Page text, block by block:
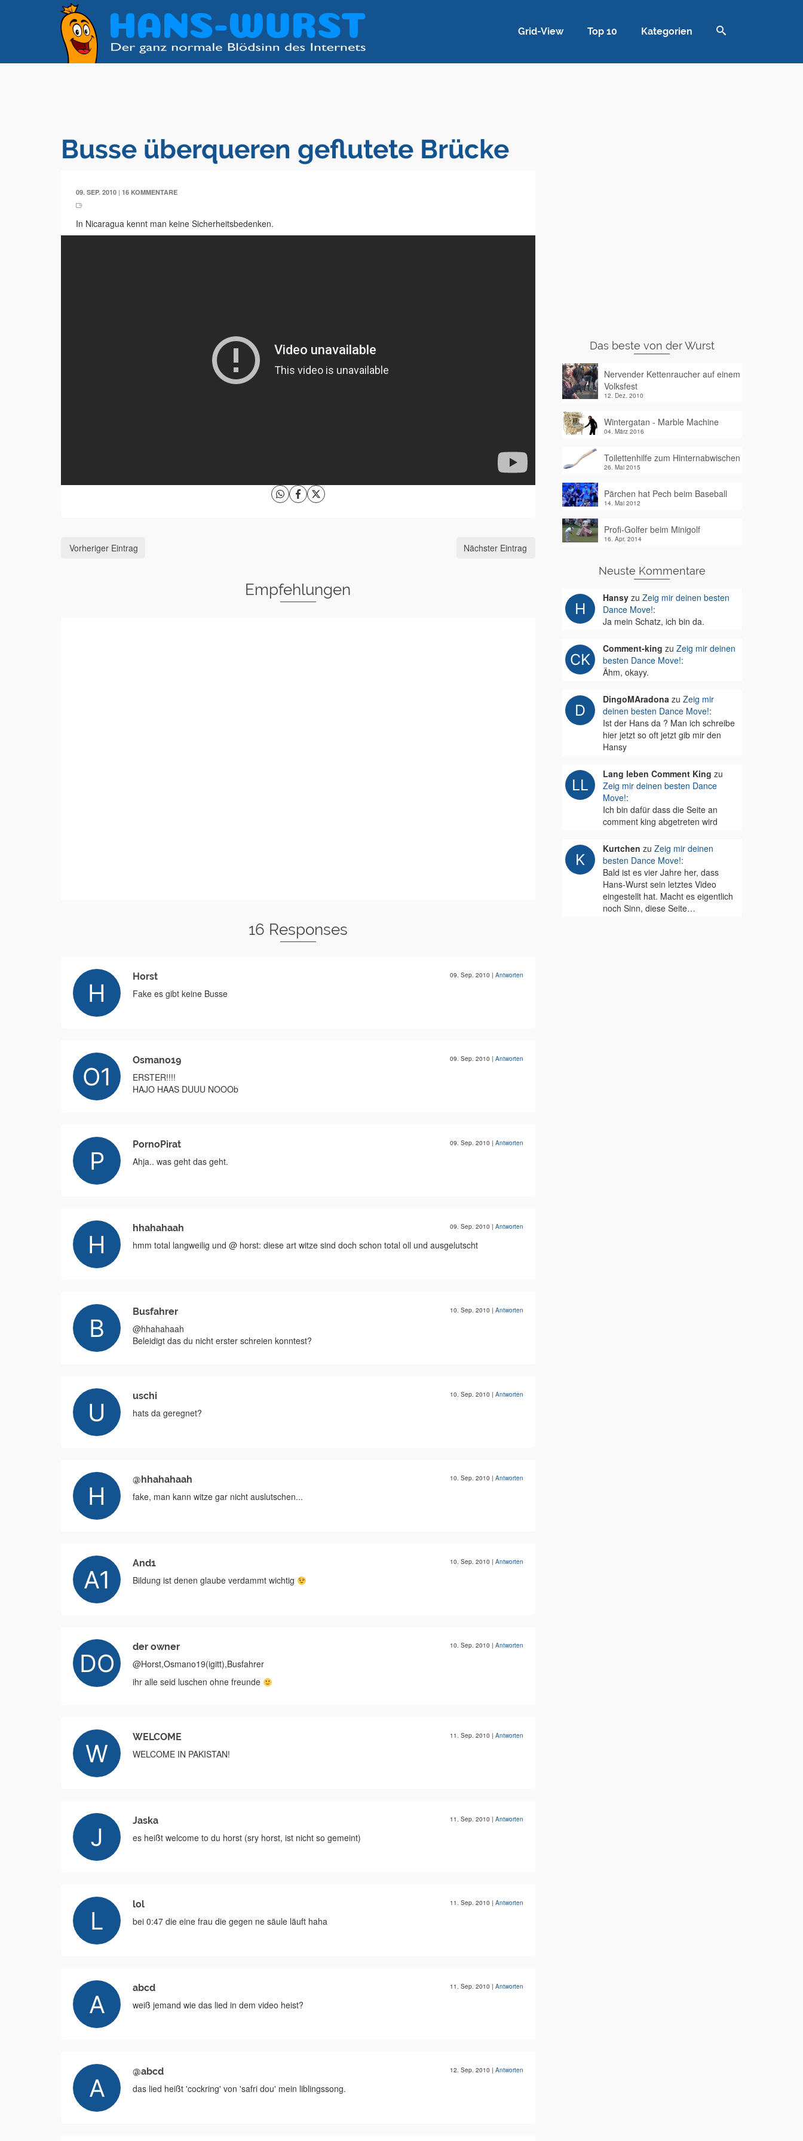
Grid-View Top 10 Kategorien
Busse überqueren geflutete Brücke
09. SEP. 2010 | 16 KOMMENTARE
In Nicaragua kennt man keine Sicherheitsbedenken.
Vorheriger Eintrag Nächster Eintrag
Empfehlungen
16 Responses
Horst 09. Sep. 2010 | Antworten
Fake es gibt keine Busse
Osmano19 09. Sep. 2010 | Antworten
ERSTER!!!!
HAJO HAAS DUUU NOOOb
PornoPirat 09. Sep. 2010 | Antworten
Ahja.. was geht das geht.
hhahahaah 09. Sep. 2010 | Antworten
hmm total langweilig und @ horst: diese art witze sind doch schon total oll und ausgelutscht
Busfahrer 10. Sep. 2010 | Antworten
@hhahahaah
Beleidigt das du nicht erster schreien konntest?
uschi 10. Sep. 2010 | Antworten
hats da geregnet?
@hhahahaah 10. Sep. 2010 | Antworten
fake, man kann witze gar nicht auslutschen...
And1 10. Sep. 2010 | Antworten
Bildung ist denen glaube verdammt wichtig
der owner 10. Sep. 2010 | Antworten
@Horst,Osmano19(igitt),Busfahrer
ihr alle seid luschen ohne freunde
WELCOME 11. Sep. 2010 | Antworten
WELCOME IN PAKISTAN!
Jaska 11. Sep. 2010 | Antworten
es heißt welcome to du horst (sry horst, ist nicht so gemeint)
lol 11. Sep. 2010 | Antworten
bei 0:47 die eine frau die gegen ne säule läuft haha
abcd 11. Sep. 2010 | Antworten
weiß jemand wie das lied in dem video heist?
@abcd 12. Sep. 2010 | Antworten
das lied heißt 'cockring' von 'safri dou' mein liblingssong.
Das beste von der Wurst
Nervender Kettenraucher auf einem
Volksfest
12. Dez. 2010
Wintergatan - Marble Machine
04. März 2016
Toilettenhilfe zum Hinternabwischen
26. Mai 2015
Pärchen hat Pech beim Baseball
14. Mai 2012
Profi-Golfer beim Minigolf
16. Apr. 2014
Neuste Kommentare
Hansyzu Zeig mir deinen besten
Dance Move!:
Ja mein Schatz, ich bin da.
Comment-king zu Zeig mir deinen
besten Dance Move!:
Ähm, okayy.
DingoMAradonazu Zeig mir
deinen besten Dance Move!:
Ist der Hans da ? Man ich schreibe
hier jetzt so oft jetzt gib mir den
Hansy
Lang leben Comment King zu
Zeig mir deinen besten Dance
Move!:
Ich bin dafür dass die Seite an
comment king abgetreten wird
Kurtchen zu Zeig mir deinen
besten Dance Move!:
Bald ist es vier Jahre her, dass
Hans-Wurst sein letztes Video
eingestellt hat. Macht es eigentlich
noch Sinn, diese Seite…